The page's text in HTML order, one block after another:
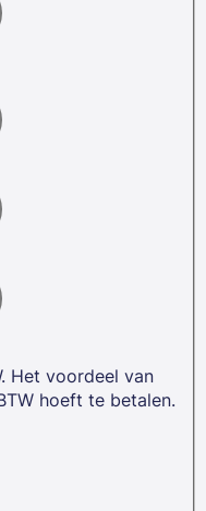
Het voordeel van
hoeft te betalen.